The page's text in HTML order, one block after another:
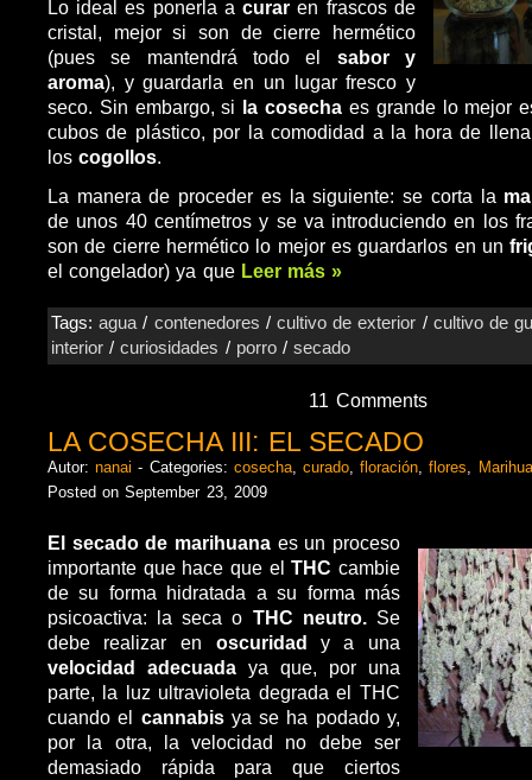
Lo ideal es ponerla acurar en frascos de
cristal, mejor si son de cierre hermético
(pues se mantendrá todo el sabor y
aroma), y guardarla en un lugar fresco y
seco. Sin embargo, si la cosecha es grande lo mejor
cubos de plástico, por la comodidad a la hora de
loscogollos
La manera de proceder es la siguiente: se corta la
de unos 40 centímetros y se va introduciendo en los
son de cierre hermético lo mejor es guardarlos en un
el congelador) ya que Leer más »
Tags:agua / contenedores /cultivo de exterior / cultivo de
interior /curiosidades / porro/secado
11 Comments
LA COSECHA III: EL SECADO
Autor:nanai - Categories: cosecha,curado,floración,flores,
Posted on September 23, 2009
El secado de marihuana es un proceso
importante que hace que elTHC cambie
de su forma hidratada a su forma más
psicoactiva: la seca o THC neutro.Se
debe realizar en oscuridad y a una
velocidad adecuada ya que, por una
parte, la luz ultravioleta degrada el THC
cuando el cannabisya se ha podado y,
por la otra, la velocidad no debe ser
demasiado rápida para que ciertos